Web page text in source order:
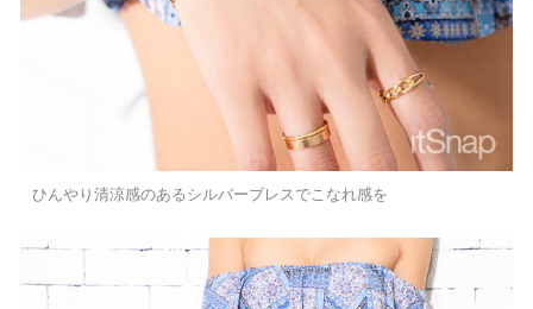
ひんやり清涼感のあるシルバーブレスでこなれ感を